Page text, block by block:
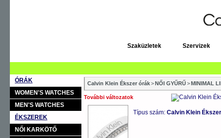
Szaküzletek Szervizek
ÓRÁK
WOMEN'S WATCHES
MEN'S WATCHES
ÉKSZEREK
NŐI KARKÖTŐ
Calvin Klein Ékszer órák>NŐI GYŰRŰ>MINIMAL
További változatok
Típus szám: Calvin Klein